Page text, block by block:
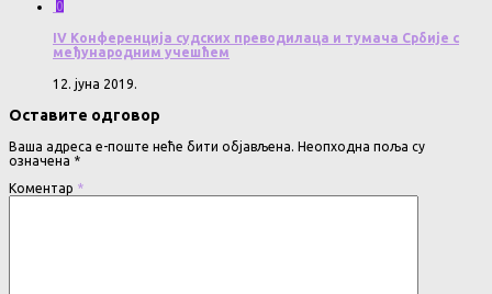
0
IV Конференција судских преводилаца и тумача Србије с
међународним учешћем
12. јуна 2019.
Оставите одговор
Ваша адреса е-поште неће бити објављена. Неопходна поља су
означена *
Коментар *